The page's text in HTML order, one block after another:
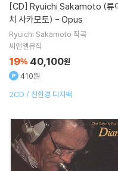
[CD]
치 사카모토) - Opus
Ryuichi Sakamoto 작곡
씨앤엘뮤직
19% 40,100원
410원
2CD / 친환경 디지팩